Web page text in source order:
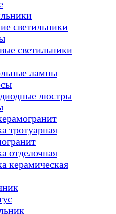
светильники
светильники
лампы
люстры
тротуарная
отделочная
керамическая